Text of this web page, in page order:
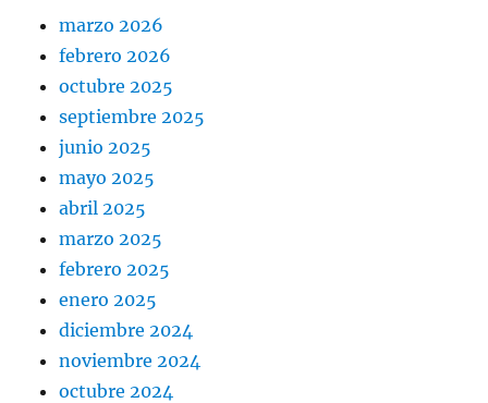
marzo 2026
febrero 2026
octubre 2025
septiembre 2025
junio 2025
mayo 2025
abril 2025
marzo 2025
febrero 2025
enero 2025
diciembre 2024
noviembre 2024
octubre 2024